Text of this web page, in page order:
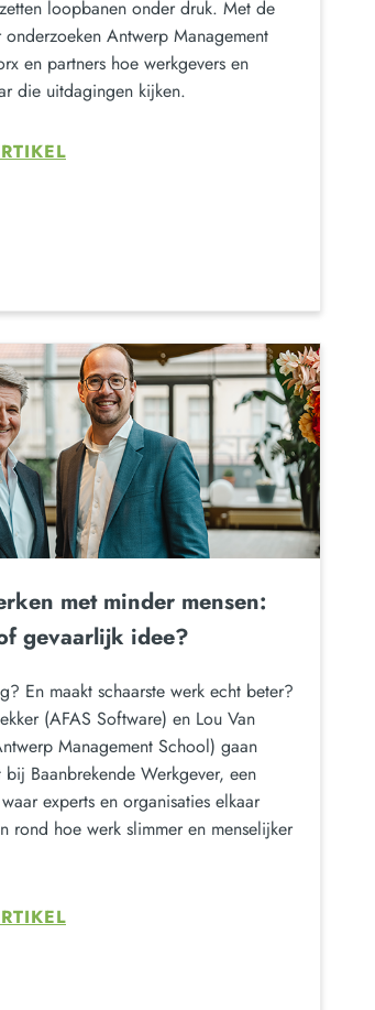
loopbanen onder druk. Met de
Antwerp Management
en partners hoe werkgevers en
die uitdagingen kijken.
met minder mensen:
gevaarlijk idee?
En maakt schaarste werk echt beter?
(AFAS Software) en Lou Van
Management School) gaan
Baanbrekende Werkgever, een
experts en organisaties elkaar
rond hoe werk slimmer en menselijker